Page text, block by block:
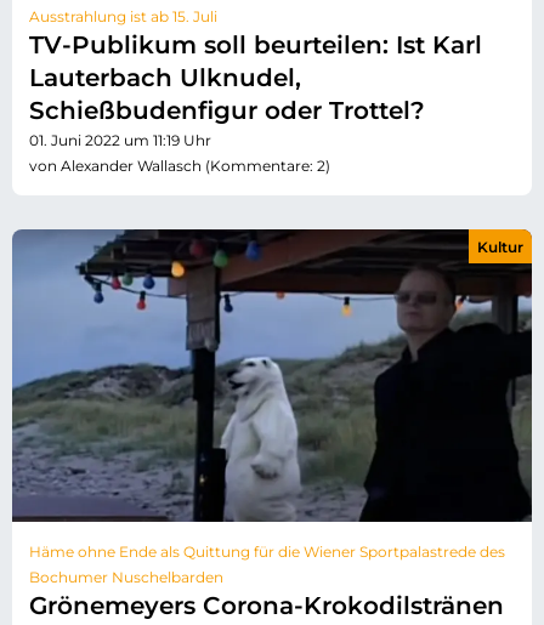
Ausstrahlung ist ab 15. Juli
TV-Publikum soll beurteilen: Ist Karl
Lauterbach Ulknudel,
Schießbudenfigur oder Trottel?
01. Juni 2022 um 11:19 Uhr
von Alexander Wallasch (Kommentare: 2)
Häme ohne Ende als Quittung für die Wiener Sportpalastrede des
Bochumer Nuschelbarden
Grönemeyers Corona-Krokodilstränen
Kultur